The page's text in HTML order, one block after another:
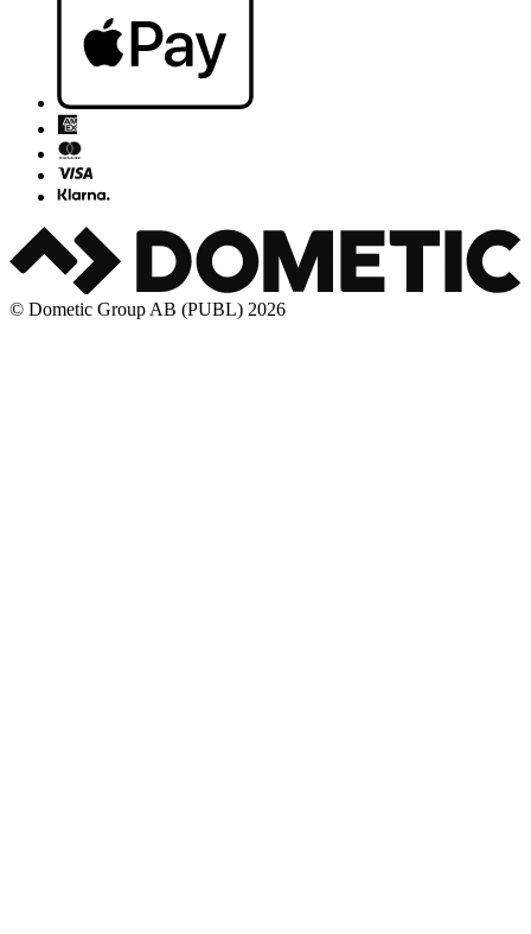
© Dometic Group AB (PUBL) 2026